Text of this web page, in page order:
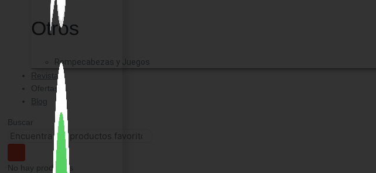
Otros
Rompecabezas y Juegos
Revistas
Ofertas
Blog
Buscar
No hay productos